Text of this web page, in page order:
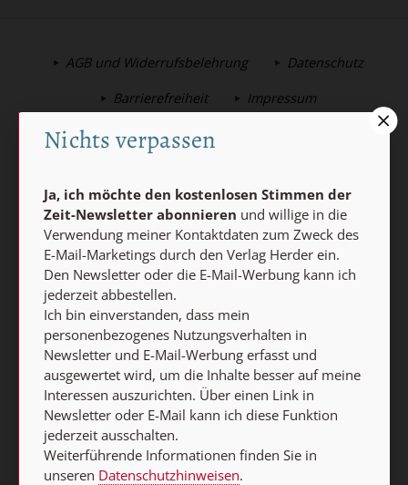
AGB und Widerrufsbelehrung Datenschutz
Barrierefreiheit Impressum
Vertrag widerrufen
Abo online kündigen
Nach oben
Nichts verpassen
Ja, ich möchte den kostenlosen Stimmen der
Zeit-Newsletter abonnieren und willige in die
Verwendung meiner Kontaktdaten zum Zweck des
E-Mail-Marketings durch den Verlag Herder ein.
Den Newsletter oder die E-Mail-Werbung kann ich
jederzeit abbestellen.
Ich bin einverstanden, dass mein
personenbezogenes Nutzungsverhalten in
Newsletter und E-Mail-Werbung erfasst und
ausgewertet wird, um die Inhalte besser auf meine
Interessen auszurichten. Über einen Link in
Newsletter oder E-Mail kann ich diese Funktion
jederzeit ausschalten.
Weiterführende Informationen finden Sie in
unseren Datenschutzhinweisen.